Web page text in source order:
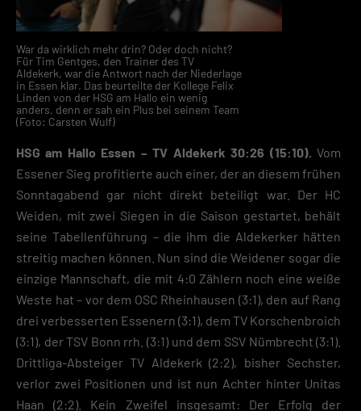
War da wirklich mehr drin? Oder doch nicht?
Für Tim Gentges, den Trainer des TV
Aldekerk, war die Antwort nach der Niederlage
in Essen klar. Das beurteilte der Kollege Felix
Linden von der HSG am Hallo ein wenig
anders, denn er sah ein Plus bei seinem Team
(Foto: Carsten Wulf)
HSG am Hallo Essen – TV Aldekerk 30:26 (15:10). Vom
Essener Sieg profitierte auch einer, der an diesem frühen
Sonntagabend gar nicht direkt beteiligt war. Der HC
Weiden, mit zwei Siegen in die Saison gestartet, behält
seine Tabellenführung – die ihm die Aldekerker hätten
streitig machen können. Nun sind die Weidener sogar die
einzige Mannschaft, die mit 4:0 Zählern noch eine weiße
Weste hat – vor dem OSC Rheinhausen (3:1), den auf Rang
drei verbesserten Essenern (3:1), dem TV Korschenbroich
(3:1), der TSV Bonn rrh. (3:1) und dem SSV Nümbrecht (3:1).
Drittliga-Absteiger TV Aldekerk (2:2), bisher Sechster,
verlor zwei Positionen und ist nun Achter hinter Unitas
Haan (2:2). Kein Zweifel insgesamt: Der Erfolg der